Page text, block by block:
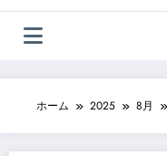
プ
ホーム 2025 8月